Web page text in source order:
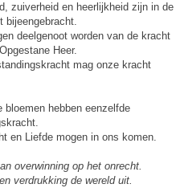
zuiverheid en heerlijkheid zijn in de
bijeengebracht.
deelgenoot worden van de kracht
Heer.
mag onze kracht
bloemen hebben eenzelfde
en Liefde mogen in ons komen.
overwinning op het onrecht.
verdrukking de wereld uit.